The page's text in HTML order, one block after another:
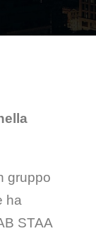
gruppo
ha
STAA